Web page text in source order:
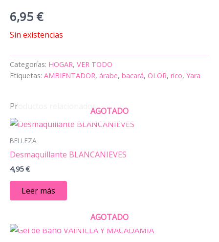
6,95 €
Sin existencias
Categorías: HOGAR, VER TODO
Etiquetas: AMBIENTADOR, árabe, bacará, OLOR, rico, Yara
Productos relacionadosAGOTADO
BELLEZA
Desmaquillante BLANCANIEVES
4,95€
Leer más
AGOTADO